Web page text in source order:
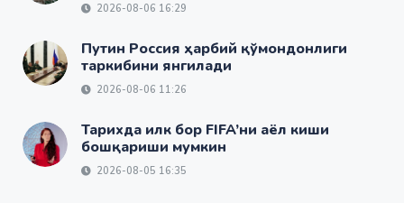
2026-08-06 16:29
Путин Россия ҳарбий қўмондонлиги
таркибини янгилади
2026-08-06 11:26
Тарихда илк бор FIFA’ни аёл киши
бошқариши мумкин
2026-08-05 16:35